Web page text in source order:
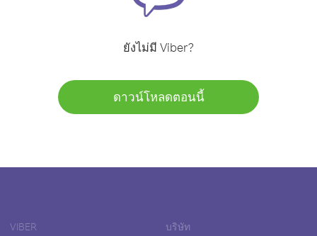
ยังไม่มี Viber?
ดาวน์โหลดตอนนี้
VIBER บริษัท